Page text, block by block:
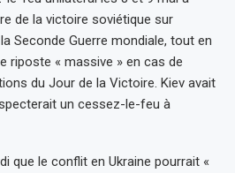
de la victoire soviétique sur
Seconde Guerre mondiale, tout en
riposte « massive » en cas de
du Jour de la Victoire. Kiev avait
un cessez-le-feu à
que le conflit en Ukraine pourrait «